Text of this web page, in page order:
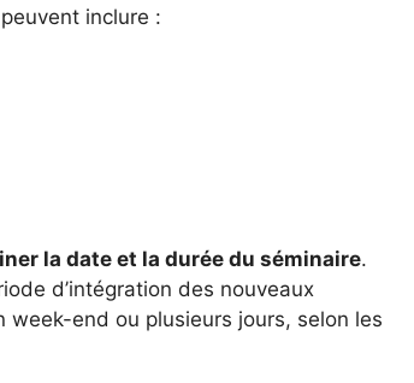
inclure :
la date et la durée du séminaire.
d’intégration des nouveaux
end ou plusieurs jours, selon les